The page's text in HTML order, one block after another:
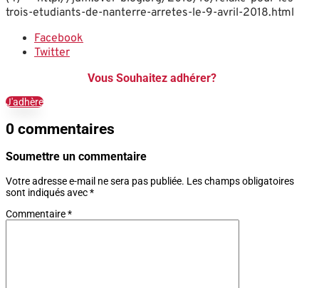
trois-etudiants-de-nanterre-arretes-le-9-avril-2018.html
Facebook
Twitter
Vous Souhaitez adhérer?
J'adhère
0 commentaires
Soumettre un commentaire
Votre adresse e-mail ne sera pas publiée. Les champs obligatoires
sont indiqués avec*
Commentaire*